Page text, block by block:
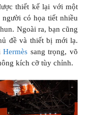
thiết kế lại với một
có họa tiết nhiều
Ngoài ra, bạn cũng
đề và thiết bị mới lạ.
Hermès sang trọng, võ
kích cỡ tùy chỉnh.